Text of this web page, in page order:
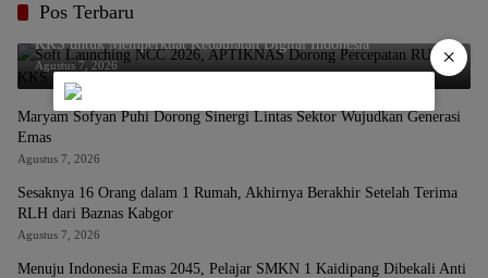
Pos Terbaru
Soft Launching NCC 2026, APTIKNAS Dorong Percepatan RUU
KKS untuk Memperkuat Kedaulatan Digital Indonesia
Agustus 7, 2026
Maryam Sofyan Puhi Dorong Sinergi Lintas Sektor Wujudkan Generasi
Emas
Agustus 7, 2026
Sesaknya 16 Orang dalam 1 Rumah, Akhirnya Berakhir Setelah Terima
RLH dari Baznas Kabgor
Agustus 7, 2026
Menuju Indonesia Emas 2045, Pelajar SMKN 1 Kaidipang Dibekali Anti
×